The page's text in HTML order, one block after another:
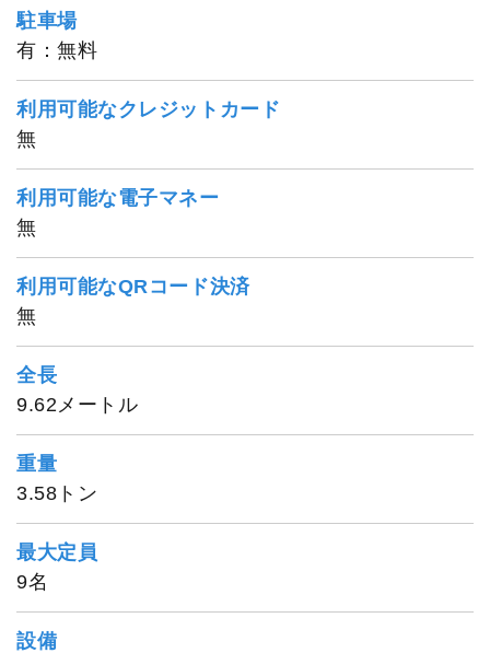
駐車場
有：無料
利用可能なクレジットカード
無
利用可能な電子マネー
無
利用可能なQRコード決済
無
全長
9.62メートル
重量
3.58トン
最大定員
9名
設備